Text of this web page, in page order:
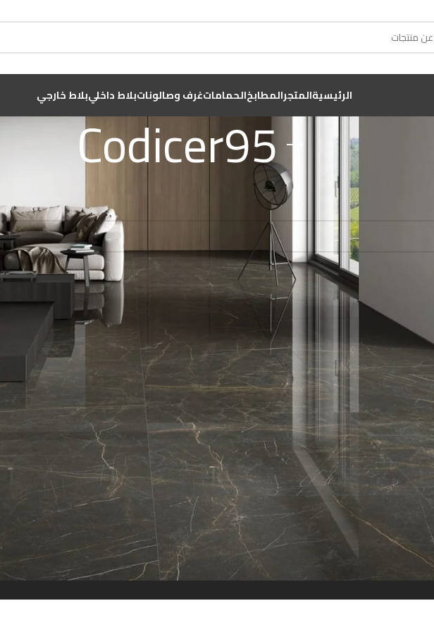
الرئيسيةالمتجرالمطابخالحماماتغرف وصالوناتبلاط داخليبلاط خارجي
Codicer95
روابط سريعة
من نحن
المتجر
تواصل معنا
الاقسام
بلاط داخلي
بلاط خارجي